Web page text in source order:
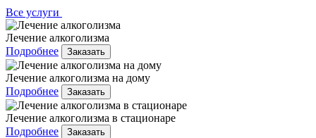
Все услуги
Лечение алкоголизма
Подробнее
Заказать
Лечение алкоголизма на дому
Подробнее
Заказать
Лечение алкоголизма в стационаре
Подробнее
Заказать